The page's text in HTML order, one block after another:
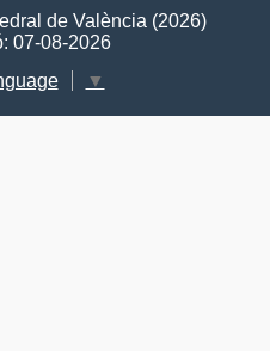
de València (2026)
07-08-2026
▼